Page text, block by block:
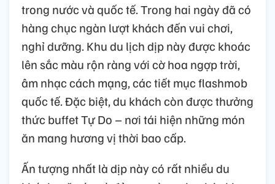
trong nước và quốc tế. Trong hai ngày đã có
hàng chục ngàn lượt khách đến vui chơi,
nghỉ dưỡng. Khu du lịch dịp này được khoác
lên sắc màu rộn ràng với cờ hoa ngợp trời,
âm nhạc cách mạng, các tiết mục flashmob
quốc tế. Đặc biệt, du khách còn được thưởng
thức buffet Tự Do – nơi tái hiện những món
ăn mang hương vị thời bao cấp.
Ấn tượng nhất là dịp này có rất nhiều du